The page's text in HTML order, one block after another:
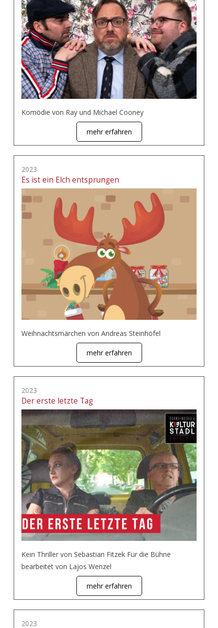
Komödie von Ray und Michael Cooney
mehr erfahren
2023
Es ist ein Elch entsprungen
Weihnachtsmärchen von Andreas Steinhöfel
mehr erfahren
2023
Der erste letzte Tag
Kein Thriller von Sebastian Fitzek Für die Bühne
bearbeitet von Lajos Wenzel
mehr erfahren
2023